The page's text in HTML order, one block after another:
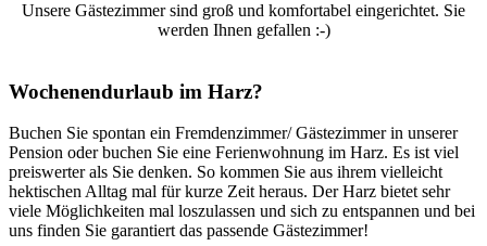
Unsere Gästezimmer sind groß und komfortabel eingerichtet. Sie
werden Ihnen gefallen :-)
Wochenendurlaub im Harz?
Buchen Sie spontan ein Fremdenzimmer/ Gästezimmer in unserer
Pension oder buchen Sie eine Ferienwohnung im Harz. Es ist viel
preiswerter als Sie denken. So kommen Sie aus ihrem vielleicht
hektischen Alltag mal für kurze Zeit heraus. Der Harz bietet sehr
viele Möglichkeiten mal loszulassen und sich zu entspannen und bei
uns finden Sie garantiert das passende Gästezimmer!